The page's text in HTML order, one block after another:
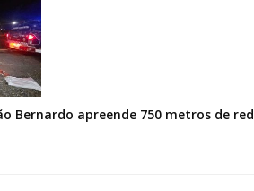
Bernardo apreende 750 metros de